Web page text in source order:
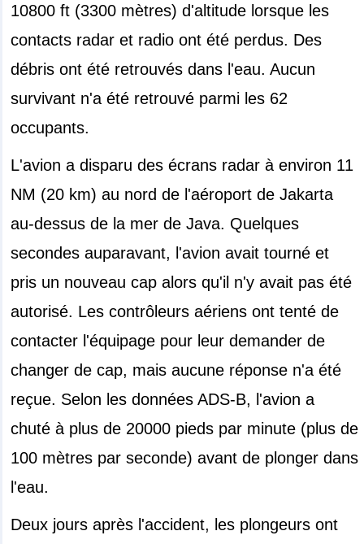
10800 ft (3300 mètres) d'altitude lorsque les
contacts radar et radio ont été perdus. Des
débris ont été retrouvés dans l'eau. Aucun
survivant n'a été retrouvé parmi les 62
occupants.
L'avion a disparu des écrans radar à environ 11
NM (20 km) au nord de l'aéroport de Jakarta
au-dessus de la mer de Java. Quelques
secondes auparavant, l'avion avait tourné et
pris un nouveau cap alors qu'il n'y avait pas été
autorisé. Les contrôleurs aériens ont tenté de
contacter l'équipage pour leur demander de
changer de cap, mais aucune réponse n'a été
reçue. Selon les données ADS-B, l'avion a
chuté à plus de 20000 pieds par minute (plus de
100 mètres par seconde) avant de plonger dans
l'eau.
Deux jours après l'accident, les plongeurs ont